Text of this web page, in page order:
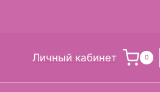
Личный кабинет 0